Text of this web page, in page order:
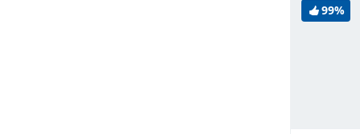
99%